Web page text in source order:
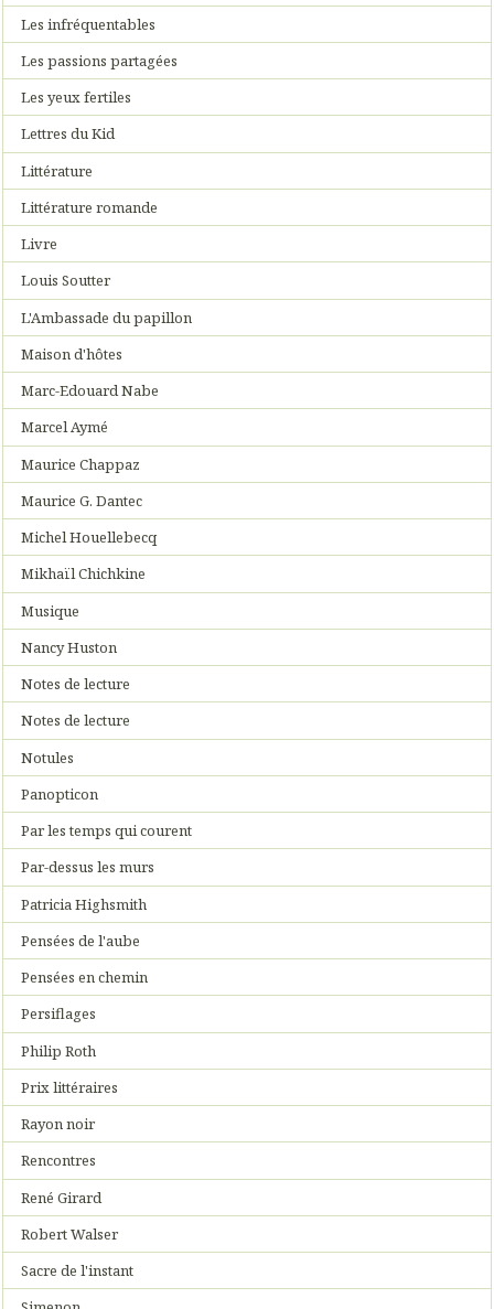
Les infréquentables
Les passions partagées
Les yeux fertiles
Lettres du Kid
Littérature
Littérature romande
Livre
Louis Soutter
L'Ambassade du papillon
Maison d'hôtes
Marc-Edouard Nabe
Marcel Aymé
Maurice Chappaz
Maurice G. Dantec
Michel Houellebecq
Mikhaïl Chichkine
Musique
Nancy Huston
Notes de lecture
Notes de lecture
Notules
Panopticon
Par les temps qui courent
Par-dessus les murs
Patricia Highsmith
Pensées de l'aube
Pensées en chemin
Persiflages
Philip Roth
Prix littéraires
Rayon noir
Rencontres
René Girard
Robert Walser
Sacre de l'instant